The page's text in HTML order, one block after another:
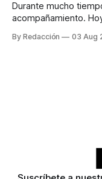
Durante mucho
acompañamiento.
artesanal,
By Redacción 03 Aug